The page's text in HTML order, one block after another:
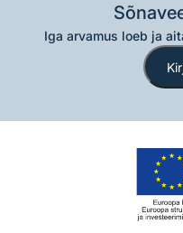
Iga arvamus loeb ja